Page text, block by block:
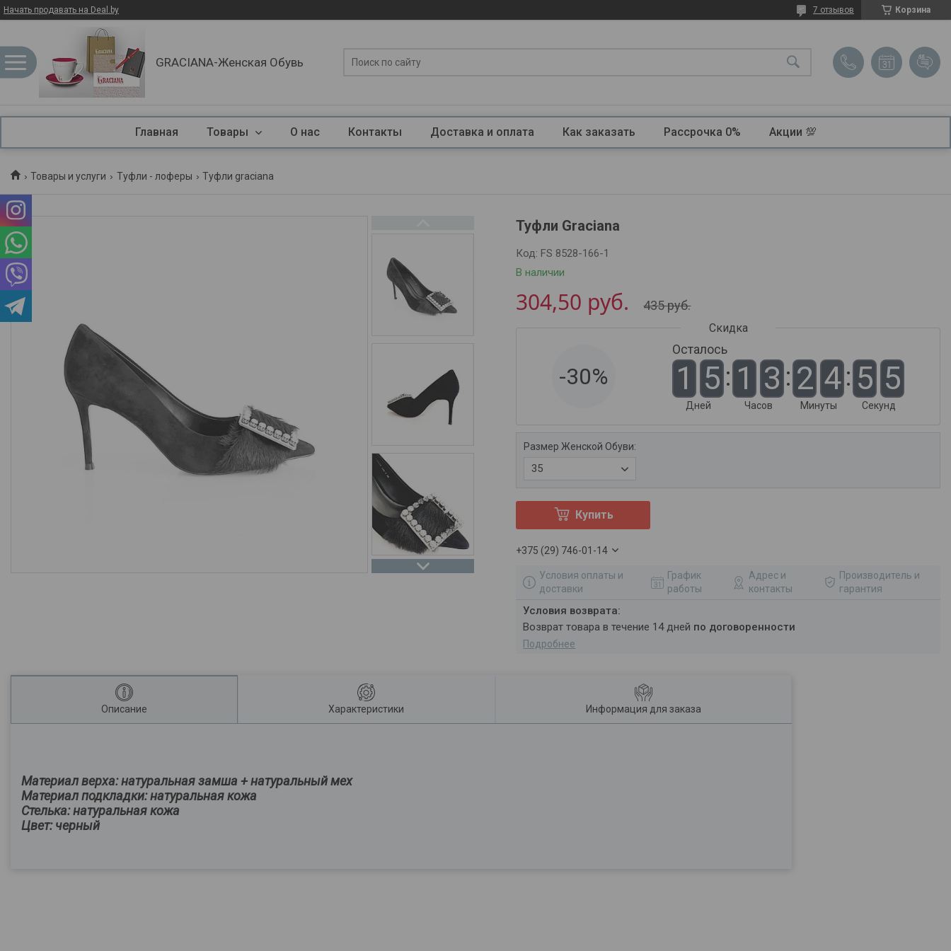
Начать продавать на Deal.by Корзина
7 отзывов
GRACIANA-Женская Обувь
Главная Товары О нас Контакты Доставка и оплата Как заказать Рассрочка 0% Акции 💯
Товары и услуги Туфли - лоферы Туфли graciana
Туфли Graciana
В наличии
Код: FS 8528-166-1
435руб.
304,50 руб.
-30%
Осталось
1 5
Дней
1 3
Часов
2 4
Минуты
5 5
Секунд
Размер Женской Обуви:
35
Купить
+375 (29) 746-01-14
Условия оплаты и
доставки
График
работы
Адрес и
контакты
Производитель и
гарантия
возврат товара в течение 14 дней по договоренности
Подробнее
Описание Характеристики Информация для заказа
Материал верха:натуральная замша + натуральный мех
Материал подкладки: натуральная кожа
Стелька:натуральная кожа
Цвет: черный